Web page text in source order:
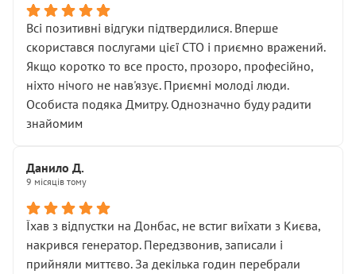
Всі позитивні відгуки підтвердилися. Вперше
скористався послугами цієї СТО і приємно вражений.
Якщо коротко то все просто, прозоро, професійно,
ніхто нічого не нав'язує. Приємні молоді люди.
Особиста подяка Дмитру. Однозначно буду радити
знайомим
Данило Д.
9 місяців тому
Їхав з відпустки на Донбас, не встиг виїхати з Києва,
накрився генератор. Передзвонив, записали і
прийняли миттєво. За декілька годин перебрали